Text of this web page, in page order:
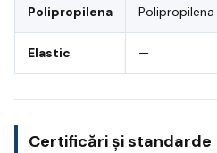
Polipropilena Polipropilena
Elastic —
Certificări și standarde